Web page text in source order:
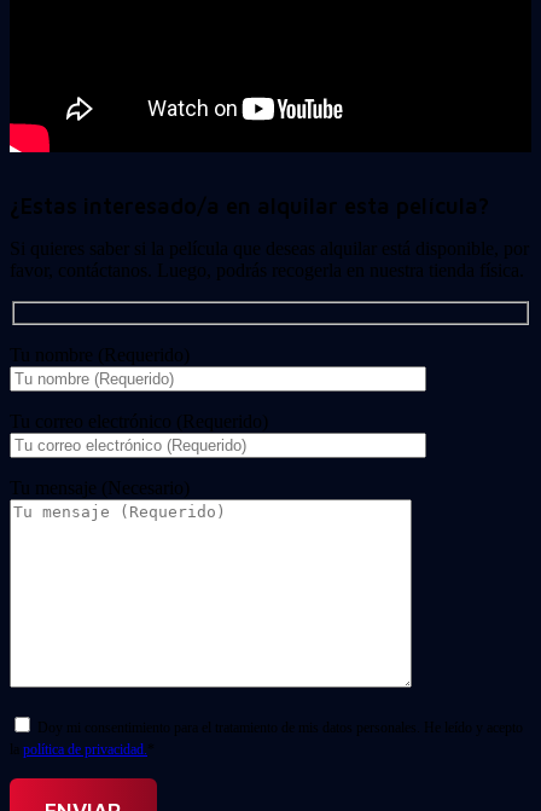
¿Estas interesado/a en alquilar esta película?
Si quieres saber si la película que deseas alquilar está disponible, por
favor, contáctanos. Luego, podrás recogerla en nuestra tienda física.
Tu nombre (Requerido)
Tu correo electrónico (Requerido)
Tu mensaje (Necesario)
Doy mi consentimiento para el tratamiento de mis datos personales. He leído y acepto
la política de privacidad. *